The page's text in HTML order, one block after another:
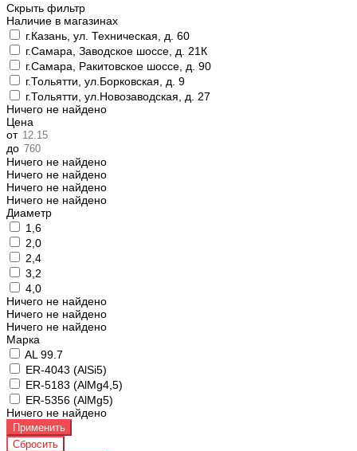
Скрыть фильтр
Наличие в магазинах
г.Казань, ул. Техническая, д. 60
г.Самара, Заводское шоссе, д. 21К
г.Самара, Ракитовское шоссе, д. 90
г.Тольятти, ул.Борковская, д. 9
г.Тольятти, ул.Новозаводская, д. 27
Ничего не найдено
Цена
от
до
Ничего не найдено
Ничего не найдено
Ничего не найдено
Ничего не найдено
Диаметр
1,6
2,0
2,4
3,2
4,0
Ничего не найдено
Ничего не найдено
Ничего не найдено
Марка
AL 99.7
ER-4043 (AlSi5)
ER-5183 (AlMg4,5)
ER-5356 (AlMg5)
Ничего не найдено